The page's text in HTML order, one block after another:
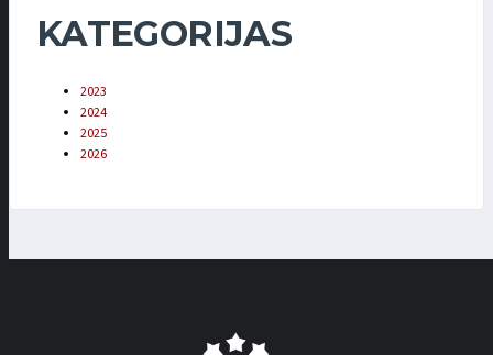
KATEGORIJAS
2023
2024
2025
2026